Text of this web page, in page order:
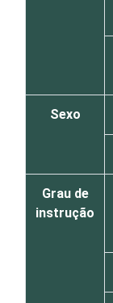
Sexo
Grau de
instrução